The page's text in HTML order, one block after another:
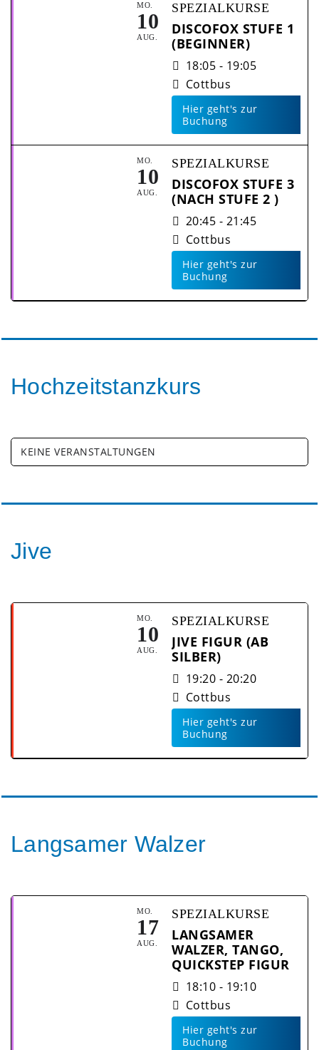
MO.
10
AUG.
SPEZIALKURSE
DISCOFOX STUFE 1
(BEGINNER)
18:05 - 19:05
Cottbus
Hier geht's zur
Buchung
MO.
10
AUG.
SPEZIALKURSE
DISCOFOX STUFE 3
(NACH STUFE 2 )
20:45 - 21:45
Cottbus
Hier geht's zur
Buchung
Hochzeitstanzkurs
KEINE VERANSTALTUNGEN
Jive
MO.
10
AUG.
SPEZIALKURSE
JIVE FIGUR (AB
SILBER)
19:20 - 20:20
Cottbus
Hier geht's zur
Buchung
Langsamer Walzer
MO.
17
AUG.
SPEZIALKURSE
LANGSAMER
WALZER, TANGO,
QUICKSTEP FIGUR
18:10 - 19:10
Cottbus
Hier geht's zur
Buchung